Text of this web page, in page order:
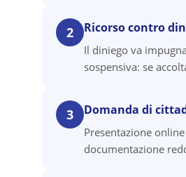
2 Ricorso contro
Il diniego va
sospensiva: se
3 Domanda di
Presentazione
documentazione